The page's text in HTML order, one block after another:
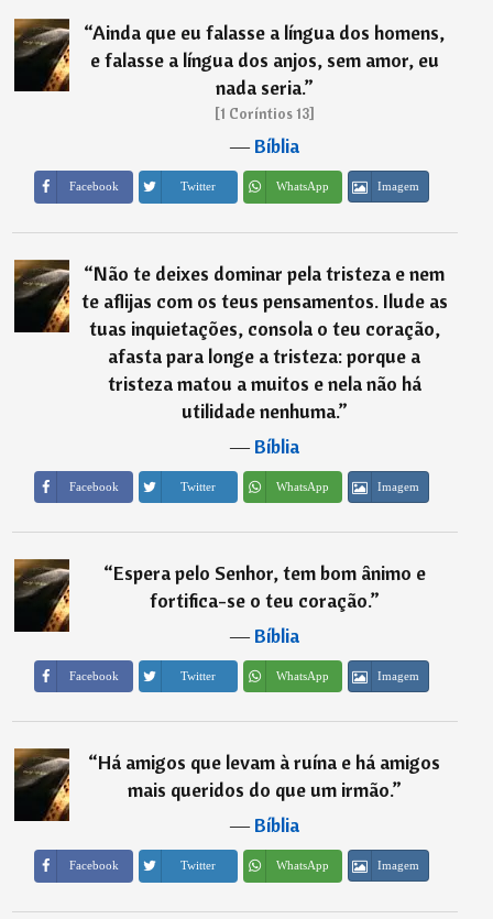
“Ainda que eu falasse a língua dos homens,
e falasse a língua dos anjos, sem amor, eu
nada seria.”
[1 Coríntios 13]
―Bíblia
Facebook Twitter WhatsApp Imagem
“Não te deixes dominar pela tristeza e nem
te aflijas com os teus pensamentos. Ilude as
tuas inquietações, consola o teu coração,
afasta para longe a tristeza: porque a
tristeza matou a muitos e nela não há
utilidade nenhuma.”
―Bíblia
Facebook Twitter WhatsApp Imagem
“Espera pelo Senhor, tem bom ânimo e
fortifica-se o teu coração.”
―Bíblia
Facebook Twitter WhatsApp Imagem
“Há amigos que levam à ruína e há amigos
mais queridos do que um irmão.”
―Bíblia
Facebook Twitter WhatsApp Imagem